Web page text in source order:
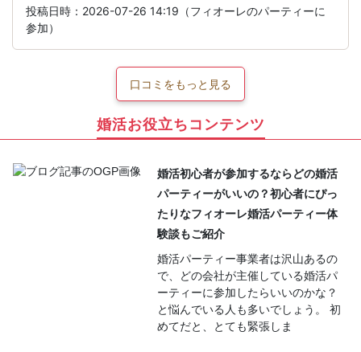
投稿日時：2026-07-26 14:19（フィオーレのパーティーに
参加）
口コミをもっと見る
婚活お役立ちコンテンツ
婚活初心者が参加するならどの婚活
パーティーがいいの？初心者にぴっ
たりなフィオーレ婚活パーティー体
験談もご紹介
婚活パーティー事業者は沢山あるの
で、どの会社が主催している婚活パ
ーティーに参加したらいいのかな？
と悩んでいる人も多いでしょう。 初
めてだと、とても緊張しま